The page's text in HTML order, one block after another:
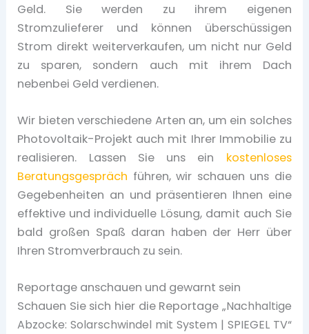
Geld. Sie werden zu ihrem eigenen
Stromzulieferer und können überschüssigen
Strom direkt weiterverkaufen, um nicht nur Geld
zu sparen, sondern auch mit ihrem Dach
nebenbei Geld verdienen.
Wir bieten verschiedene Arten an, um ein solches
Photovoltaik-Projekt auch mit Ihrer Immobilie zu
realisieren. Lassen Sie uns ein kostenloses
Beratungsgespräch führen, wir schauen uns die
Gegebenheiten an und präsentieren Ihnen eine
effektive und individuelle Lösung, damit auch Sie
bald großen Spaß daran haben der Herr über
Ihren Stromverbrauch zu sein.
Reportage anschauen und gewarnt sein
Schauen Sie sich hier die Reportage „Nachhaltige
Abzocke: Solarschwindel mit System | SPIEGEL TV“